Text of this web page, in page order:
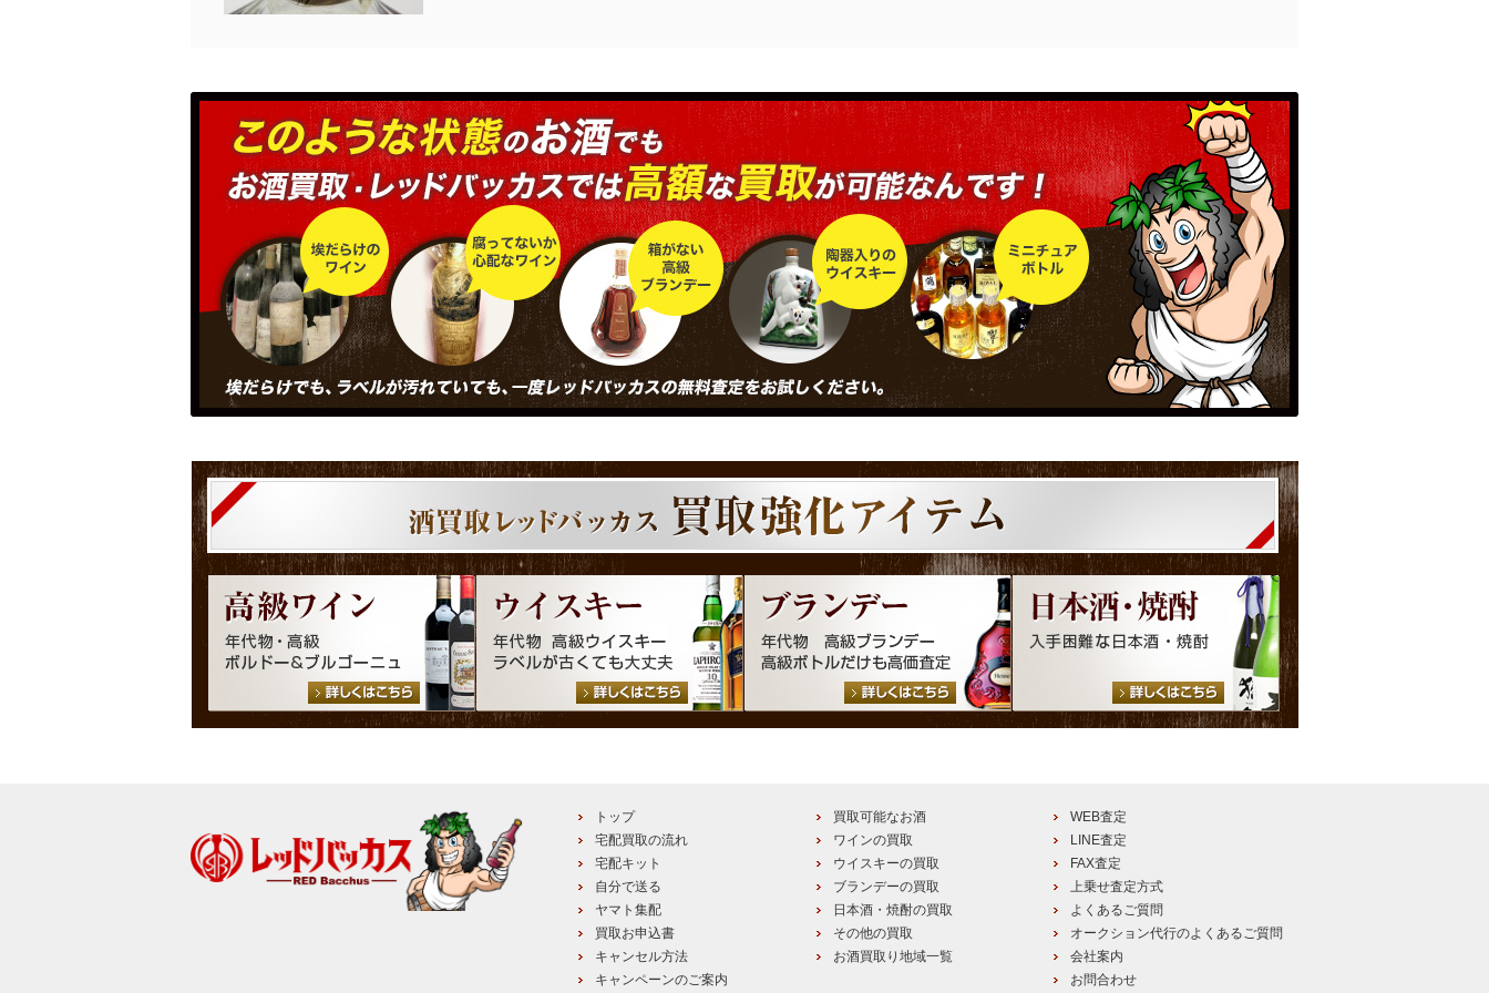
トップ
宅配買取の流れ
宅配キット
自分で送る
ヤマト集配
買取お申込書
キャンセル方法
キャンペーンのご案内
買取可能なお酒
ワインの買取
ウイスキーの買取
ブランデーの買取
日本酒・焼酎の買取
その他の買取
お酒買取り地域一覧
WEB査定
LINE査定
FAX査定
上乗せ査定方式
よくあるご質問
オークション代行のよくあるご質問
会社案内
お問合わせ